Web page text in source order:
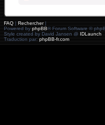
FAQ|Rechercher|
Powered byphpBB® Forum Software ©
Style created by David Jansen @IDLaunch
Traduction par:phpBB-fr.com